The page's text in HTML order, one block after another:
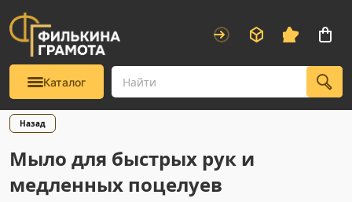
Каталог
Назад
Мыло для быстрых рук и
медленных поцелуев